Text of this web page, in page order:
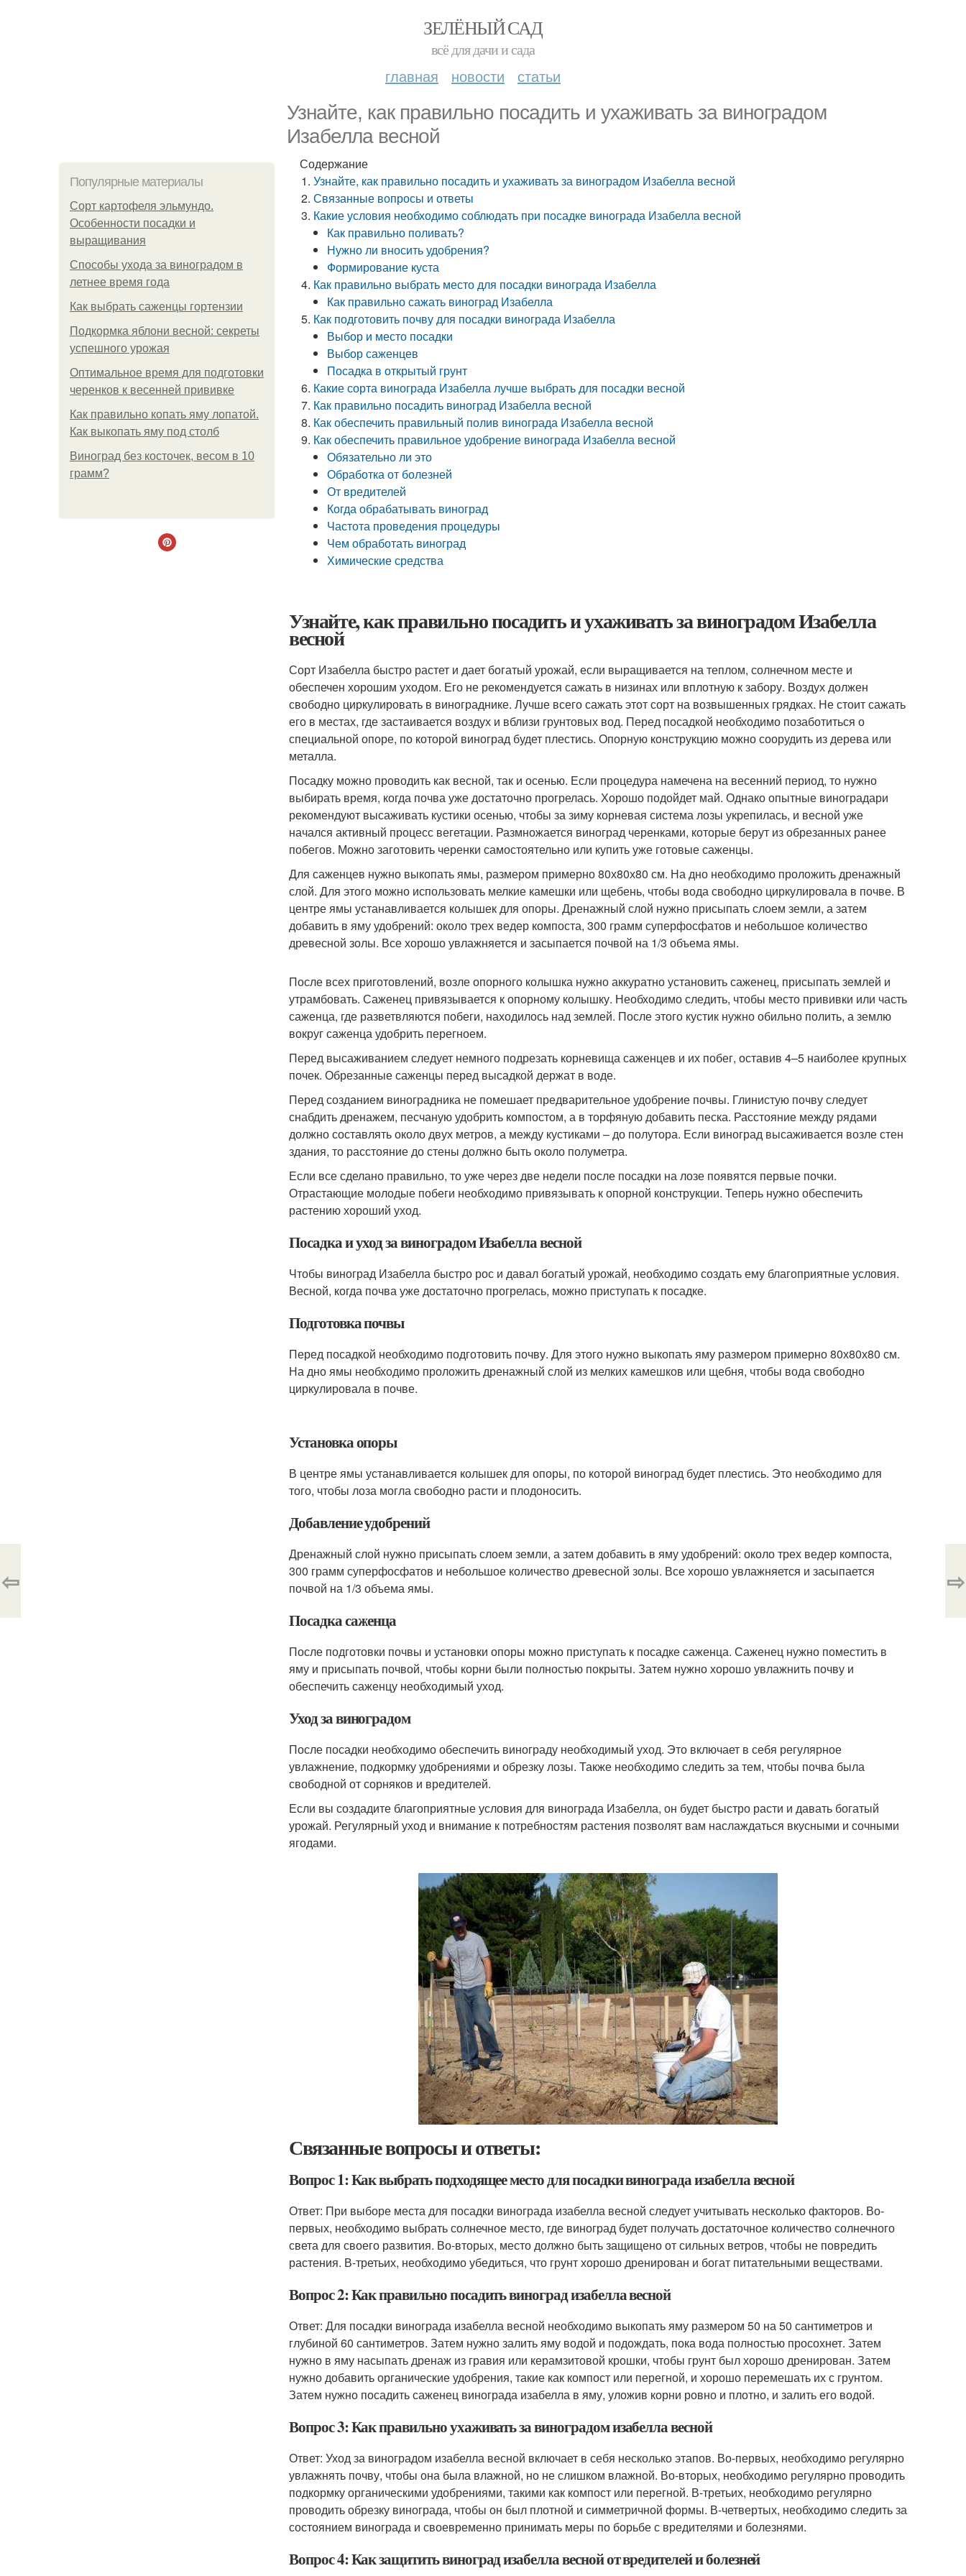
ЗЕЛЁНЫЙ САД
всё для дачи и сада
главная новости статьи
Узнайте, как правильно посадить и ухаживать за виноградом
Изабелла весной
Популярные материалы
Сорт картофеля эльмундо.
Особенности посадки и
выращивания
Способы ухода за виноградом в
летнее время года
Как выбрать саженцы гортензии
Подкормка яблони весной: секреты
успешного урожая
Оптимальное время для подготовки
черенков к весенней прививке
Как правильно копать яму лопатой.
Как выкопать яму под столб
Виноград без косточек, весом в 10
грамм?
Содержание
Узнайте, как правильно посадить и ухаживать за виноградом Изабелла весной
Связанные вопросы и ответы
Какие условия необходимо соблюдать при посадке винограда Изабелла весной
Как правильно поливать?
Нужно ли вносить удобрения?
Формирование куста
Как правильно выбрать место для посадки винограда Изабелла
Как правильно сажать виноград Изабелла
Как подготовить почву для посадки винограда Изабелла
Выбор и место посадки
Выбор саженцев
Посадка в открытый грунт
Какие сорта винограда Изабелла лучше выбрать для посадки весной
Как правильно посадить виноград Изабелла весной
Как обеспечить правильный полив винограда Изабелла весной
Как обеспечить правильное удобрение винограда Изабелла весной
Обязательно ли это
Обработка от болезней
От вредителей
Когда обрабатывать виноград
Частота проведения процедуры
Чем обработать виноград
Химические средства
Узнайте, как правильно посадить и ухаживать за виноградом Изабелла
весной
Сорт Изабелла быстро растет и дает богатый урожай, если выращивается на теплом, солнечном месте и
обеспечен хорошим уходом. Его не рекомендуется сажать в низинах или вплотную к забору. Воздух должен
свободно циркулировать в винограднике. Лучше всего сажать этот сорт на возвышенных грядках. Не стоит сажать
его в местах, где застаивается воздух и вблизи грунтовых вод. Перед посадкой необходимо позаботиться о
специальной опоре, по которой виноград будет плестись. Опорную конструкцию можно соорудить из дерева или
металла.
Посадку можно проводить как весной, так и осенью. Если процедура намечена на весенний период, то нужно
выбирать время, когда почва уже достаточно прогрелась. Хорошо подойдет май. Однако опытные виноградари
рекомендуют высаживать кустики осенью, чтобы за зиму корневая система лозы укрепилась, и весной уже
начался активный процесс вегетации. Размножается виноград черенками, которые берут из обрезанных ранее
побегов. Можно заготовить черенки самостоятельно или купить уже готовые саженцы.
Для саженцев нужно выкопать ямы, размером примерно 80х80х80 см. На дно необходимо проложить дренажный
слой. Для этого можно использовать мелкие камешки или щебень, чтобы вода свободно циркулировала в почве. В
центре ямы устанавливается колышек для опоры. Дренажный слой нужно присыпать слоем земли, а затем
добавить в яму удобрений: около трех ведер компоста, 300 грамм суперфосфатов и небольшое количество
древесной золы. Все хорошо увлажняется и засыпается почвой на 1/3 объема ямы.
После всех приготовлений, возле опорного колышка нужно аккуратно установить саженец, присыпать землей и
утрамбовать. Саженец привязывается к опорному колышку. Необходимо следить, чтобы место прививки или часть
саженца, где разветвляются побеги, находилось над землей. После этого кустик нужно обильно полить, а землю
вокруг саженца удобрить перегноем.
Перед высаживанием следует немного подрезать корневища саженцев и их побег, оставив 4–5 наиболее крупных
почек. Обрезанные саженцы перед высадкой держат в воде.
Перед созданием виноградника не помешает предварительное удобрение почвы. Глинистую почву следует
снабдить дренажем, песчаную удобрить компостом, а в торфяную добавить песка. Расстояние между рядами
должно составлять около двух метров, а между кустиками – до полутора. Если виноград высаживается возле стен
здания, то расстояние до стены должно быть около полуметра.
Если все сделано правильно, то уже через две недели после посадки на лозе появятся первые почки.
Отрастающие молодые побеги необходимо привязывать к опорной конструкции. Теперь нужно обеспечить
растению хороший уход.
Посадка и уход за виноградом Изабелла весной
Чтобы виноград Изабелла быстро рос и давал богатый урожай, необходимо создать ему благоприятные условия.
Весной, когда почва уже достаточно прогрелась, можно приступать к посадке.
Подготовка почвы
Перед посадкой необходимо подготовить почву. Для этого нужно выкопать яму размером примерно 80х80х80 см.
На дно ямы необходимо проложить дренажный слой из мелких камешков или щебня, чтобы вода свободно
циркулировала в почве.
Установка опоры
В центре ямы устанавливается колышек для опоры, по которой виноград будет плестись. Это необходимо для
того, чтобы лоза могла свободно расти и плодоносить.
Добавление удобрений
Дренажный слой нужно присыпать слоем земли, а затем добавить в яму удобрений: около трех ведер компоста,
300 грамм суперфосфатов и небольшое количество древесной золы. Все хорошо увлажняется и засыпается
почвой на 1/3 объема ямы.
Посадка саженца
После подготовки почвы и установки опоры можно приступать к посадке саженца. Саженец нужно поместить в
яму и присыпать почвой, чтобы корни были полностью покрыты. Затем нужно хорошо увлажнить почву и
обеспечить саженцу необходимый уход.
Уход за виноградом
После посадки необходимо обеспечить винограду необходимый уход. Это включает в себя регулярное
увлажнение, подкормку удобрениями и обрезку лозы. Также необходимо следить за тем, чтобы почва была
свободной от сорняков и вредителей.
Если вы создадите благоприятные условия для винограда Изабелла, он будет быстро расти и давать богатый
урожай. Регулярный уход и внимание к потребностям растения позволят вам наслаждаться вкусными и сочными
ягодами.
Связанные вопросы и ответы:
Вопрос 1: Как выбрать подходящее место для посадки винограда изабелла весной
Ответ: При выборе места для посадки винограда изабелла весной следует учитывать несколько факторов. Во-
первых, необходимо выбрать солнечное место, где виноград будет получать достаточное количество солнечного
света для своего развития. Во-вторых, место должно быть защищено от сильных ветров, чтобы не повредить
растения. В-третьих, необходимо убедиться, что грунт хорошо дренирован и богат питательными веществами.
Вопрос 2: Как правильно посадить виноград изабелла весной
Ответ: Для посадки винограда изабелла весной необходимо выкопать яму размером 50 на 50 сантиметров и
глубиной 60 сантиметров. Затем нужно залить яму водой и подождать, пока вода полностью просохнет. Затем
нужно в яму насыпать дренаж из гравия или керамзитовой крошки, чтобы грунт был хорошо дренирован. Затем
нужно добавить органические удобрения, такие как компост или перегной, и хорошо перемешать их с грунтом.
Затем нужно посадить саженец винограда изабелла в яму, уложив корни ровно и плотно, и залить его водой.
Вопрос 3: Как правильно ухаживать за виноградом изабелла весной
Ответ: Уход за виноградом изабелла весной включает в себя несколько этапов. Во-первых, необходимо регулярно
увлажнять почву, чтобы она была влажной, но не слишком влажной. Во-вторых, необходимо регулярно проводить
подкормку органическими удобрениями, такими как компост или перегной. В-третьих, необходимо регулярно
проводить обрезку винограда, чтобы он был плотной и симметричной формы. В-четвертых, необходимо следить за
состоянием винограда и своевременно принимать меры по борьбе с вредителями и болезнями.
Вопрос 4: Как защитить виноград изабелла весной от вредителей и болезней
⇦ ⇨